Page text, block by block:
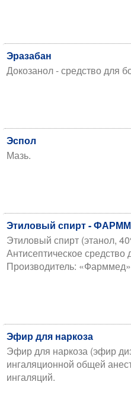
Эразабан
Докозанол - средство для
Эспол
Мазь.
Этиловый спирт -
Этиловый спирт (этанол,
Антисептическое
Производитель:
Эфир для наркоза
Эфир для наркоза (эфир
ингаляционной общей
ингаляций.